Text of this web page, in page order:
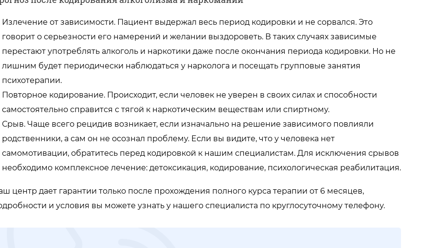
Излечение от зависимости. Пациент выдержал весь период кодировки и не сорвался. Это
говорит о серьезности его намерений и желании выздороветь. В таких случаях зависимые
перестают употреблять алкоголь и наркотики даже после окончания периода кодировки. Но не
лишним будет периодически наблюдаться у нарколога и посещать групповые занятия
психотерапии.
Повторное кодирование. Происходит, если человек не уверен в своих силах и способности
самостоятельно справится с тягой к наркотическим веществам или спиртному.
Срыв. Чаще всего рецидив возникает, если изначально на решение зависимого повлияли
родственники, а сам он не осознал проблему. Если вы видите, что у человека нет
самомотивации, обратитесь перед кодировкой к нашим специалистам. Для исключения срывов
необходимо комплексное лечение: детоксикация, кодирование, психологическая реабилитация.
центр дает гарантии только после прохождения полного курса терапии от 6 месяцев,
и условия вы можете узнать у нашего специалиста по круглосуточному телефону.